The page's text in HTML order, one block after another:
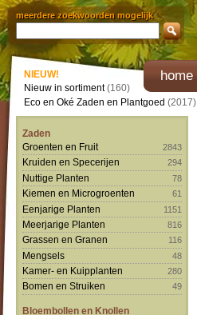
meerdere zoekwoorden mogelijk
home
NIEUW!
Nieuw in sortiment(160)
Eco en Oké Zaden en Plantgoed (2017)
Zaden
Groenten en Fruit
2843
Kruiden en Specerijen 294
Nuttige Planten 78
Kiemen en Microgroenten 61
Eenjarige Planten 1151
Meerjarige Planten 816
Grassen en Granen 116
Mengsels 48
Kamer- en Kuipplanten 280
Bomen en Struiken 49
Bloembollen en Knollen